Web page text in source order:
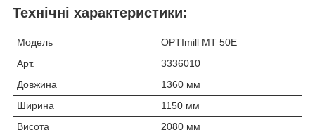
Технічні характеристики:
Модель
OPTImill MT 50E
Арт.
3336010
Довжина
1360 мм
Ширина
1150 мм
Висота
2080 мм